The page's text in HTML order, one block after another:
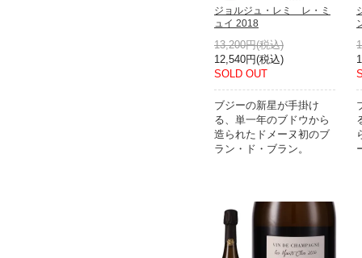
ジョルジュ・レミ レ・ミ
ュイ 2018
13,200円(税込)
12,540円(税込)
SOLD OUT
ブジーの新星が手掛け
る、単一年のブドウから
造られたドメーヌ初のブ
ラン・ド・ブラン。